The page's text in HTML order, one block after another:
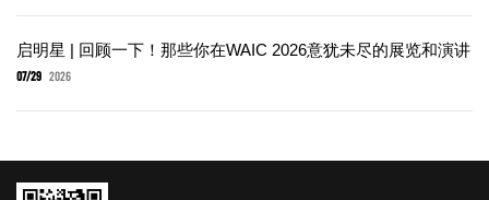
启明星 | 回顾一下！那些你在WAIC 2026意犹未尽的展览和演讲
07/29 2026